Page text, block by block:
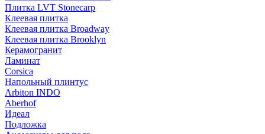
Плитка LVT Stonecarp
Клеевая плитка
Клеевая плитка Broadway
Клеевая плитка Brooklyn
Керамогранит
Ламинат
Corsica
Напольный плинтус
Arbiton INDO
Aberhof
Идеал
Подложка